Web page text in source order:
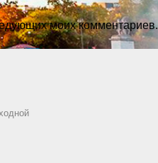
моих комментариев.